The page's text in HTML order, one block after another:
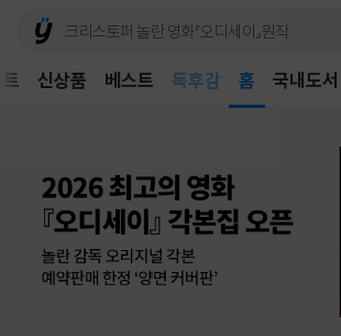
신상품 베스트
독후감
홈 국내도서